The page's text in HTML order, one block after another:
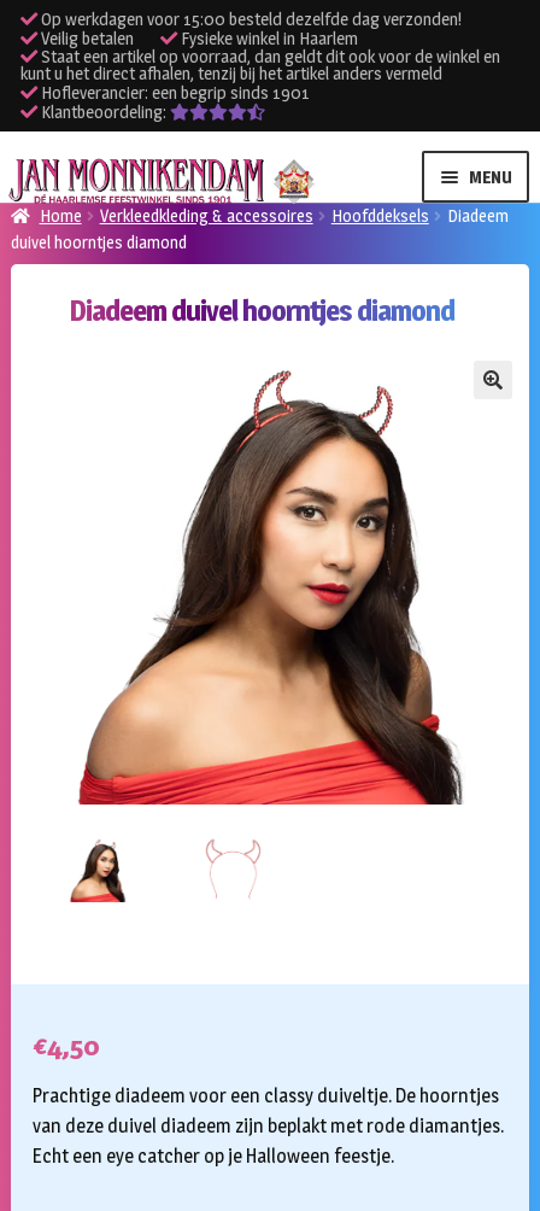
Op werkdagen voor 15:00 besteld dezelfde dag verzonden!
Veilig betalen
Fysieke winkel in Haarlem
Staat een artikel op voorraad, dan geldt dit ook voor de winkel en
kunt u het direct afhalen, tenzij bij het artikel anders vermeld
Hofleverancier: een begrip sinds 1901
Klantbeoordeling:
Ga
door
naar
navigatie
Ga
naar
de
inhoud
MENU
Verhuur kleding
Verhuur apparatuur
Home Verkleedkleding & accessoires Hoofddeksels
Diadeem
duivel hoorntjes diamond
Diadeem duivel hoorntjes diamond
€4,50
Prachtige diadeem voor een classy duiveltje. De hoorntjes
van deze duivel diadeem zijn beplakt met rode diamantjes.
Echt een eye catcher op je Halloween feestje.